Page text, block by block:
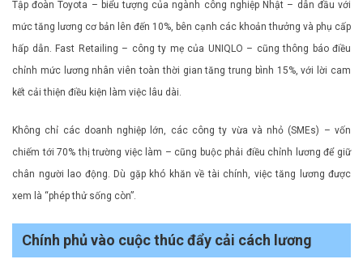
Tập đoàn Toyota – biểu tượng của ngành công nghiệp Nhật – dẫn đầu với
mức tăng lương cơ bản lên đến 10%, bên cạnh các khoản thưởng và phụ cấp
hấp dẫn. Fast Retailing – công ty mẹ của UNIQLO – cũng thông báo điều
chỉnh mức lương nhân viên toàn thời gian tăng trung bình 15%, với lời cam
kết cải thiện điều kiện làm việc lâu dài.
Không chỉ các doanh nghiệp lớn, các công ty vừa và nhỏ (SMEs) – vốn
chiếm tới 70% thị trường việc làm – cũng buộc phải điều chỉnh lương để giữ
chân người lao động. Dù gặp khó khăn về tài chính, việc tăng lương được
xem là “phép thử sống còn”.
Chính phủ vào cuộc thúc đẩy cải cách lương